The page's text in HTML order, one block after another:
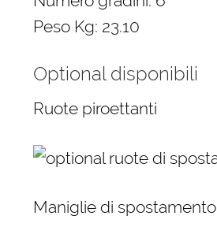
Peso Kg: 23.10
Optional disponibili
Ruote piroettanti
Maniglie di spostamento